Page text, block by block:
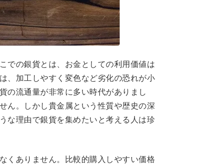
での銀貨とは、お金としての利用価値は
、加工しやすく変色など劣化の恐れが小
の流通量が非常に多い時代がありまし
ん。しかし貴金属という性質や歴史の深
な理由で銀貨を集めたいと考える人は珍
くありません。比較的購入しやすい価格